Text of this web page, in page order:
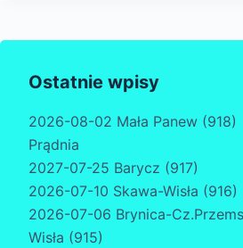
Ostatnie wpisy
2026-08-02 Mała Panew (918)
Prądnia
2027-07-25 Barycz (917)
2026-07-10 Skawa-Wisła (916)
2026-07-06 Brynica-
Wisła (915)